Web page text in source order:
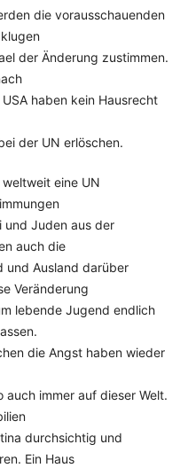
die vorausschauenden
der Änderung zustimmen.
haben kein Hausrecht
der UN erlöschen.
eine UN
und Juden aus der
auch die
und Ausland darüber
Veränderung
lebende Jugend endlich
die Angst haben wieder
immer auf dieser Welt.
durchsichtig und
Ein Haus